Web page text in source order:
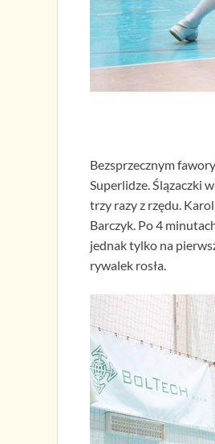
Bezsprzecznym
Superlidze. Ślązaczki
trzy razy z rzędu.
Barczyk. Po 4
jednak tylko na
rywalek rosła.